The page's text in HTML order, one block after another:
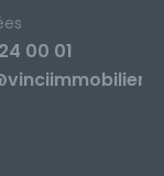
00 01